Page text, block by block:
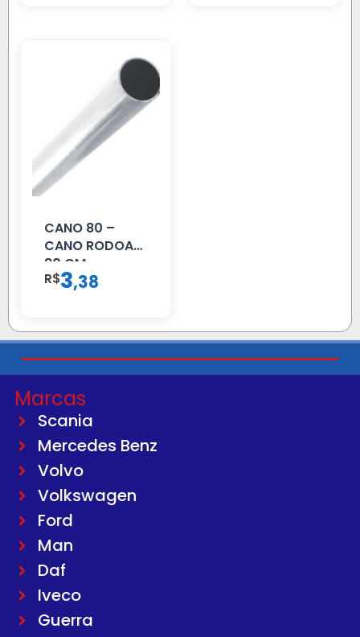
CANO 80 –
CANO RODOAR
80 CM
R$3,38
Marcas
Scania
Mercedes Benz
Volvo
Volkswagen
Ford
Man
Daf
Iveco
Guerra